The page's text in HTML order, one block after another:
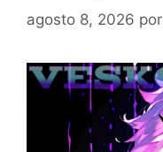
agosto 8, 2026 por